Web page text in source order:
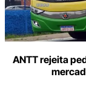
ANTT rejeita